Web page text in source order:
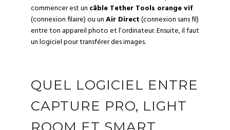
commencer est un câble Tether Tools orange vif
(connexion filaire) ou unAir Direct(connexion sans fil)
entre ton appareil photo et l’ordinateur. Ensuite, il faut
un logiciel pour transférer des images.
QUEL LOGICIEL ENTRE
CAPTURE PRO, LIGHT